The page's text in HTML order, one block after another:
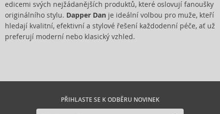
edicemi svých nejžádanějších produktů, které oslovují fanoušky
originálního stylu. Dapper Dan je ideální volbou pro muže, kteří
hledají kvalitní, efektivní a stylové řešení každodenní péče, ať už
preferují moderní nebo klasický vzhled.
PŘIHLASTE SE K ODBĚRU NOVINEK